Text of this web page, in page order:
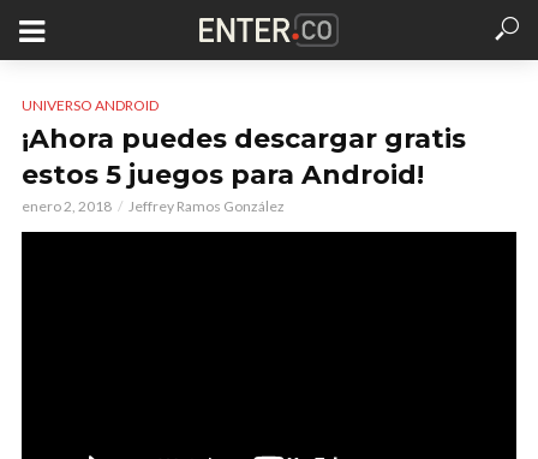
UNIVERSO ANDROID
¡Ahora puedes descargar gratis
estos 5 juegos para Android!
enero 2, 2018 Jeffrey Ramos González